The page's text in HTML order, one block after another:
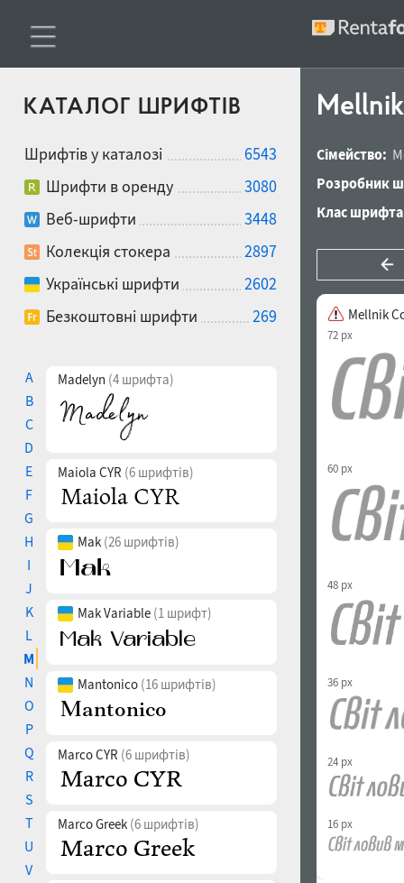
КАТАЛОГ ШРИФТІВ
Шрифтів у каталозі
6543
Шрифти в оренду
3080
Веб-шрифти
3448
Колекція стокера
2897
Українські шрифти
2602
Безкоштовні шрифти
269
A
B
C
D
E
F
G
H
I
J
K
L
M
N
O
P
Q
R
S
T
U
V
Madelyn (4 шрифта)
Maiola CYR (6 шрифтів)
Mak (26 шрифтів)
Mak Variable (1 шрифт)
Mantonico (16 шрифтів)
Marco CYR (6 шрифтів)
Marco Greek (6 шрифтів)
Сімейство:
Розробник
Клас
Mellnik
72 px
60 px
48 px
36 px
24 px
16 px